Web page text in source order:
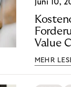
Juni 10,
Value
MEHR